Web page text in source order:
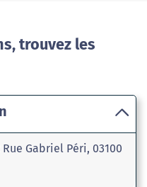
trouvez les
Gabriel Péri, 03100